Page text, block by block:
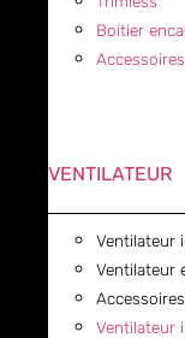
Boitier
Accessoires
VENTILATEUR
Ventilateur
Ventilateur
Ventilateur